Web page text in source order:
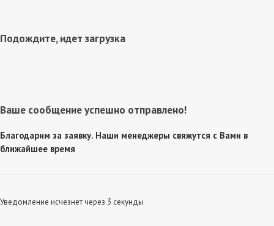
Подождите, идет загрузка
Ваше сообщение успешно отправлено!
Благодарим за заявку. Наши менеджеры свяжутся с Вами в
ближайшее время
Уведомление исчезнет через 3 секунды